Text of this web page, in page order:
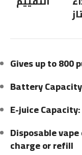
Gives up to 800
Battery
E-juice
Disposable
charge or refill